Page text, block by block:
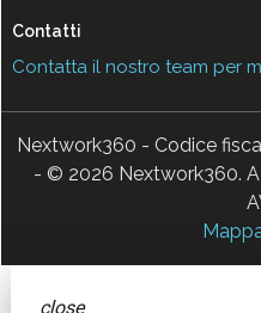
Contatti
Contatta il nostro team per
Nextwork360 - Codice
- © 2026 Nextwork360.
close